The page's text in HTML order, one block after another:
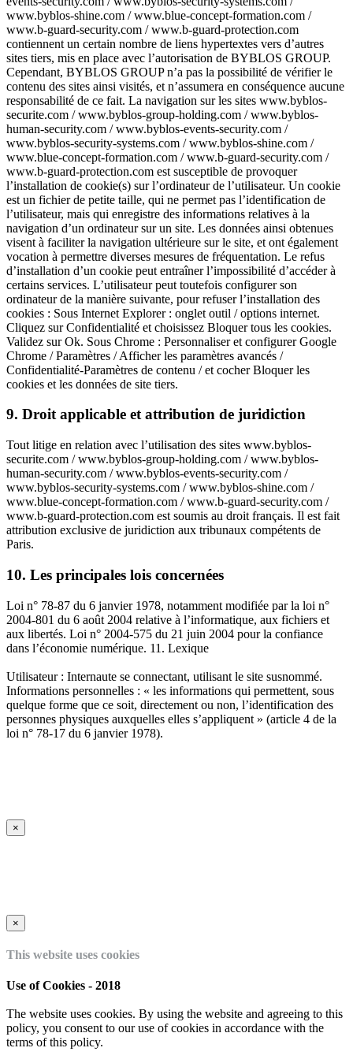
www.byblos-shine.com / www.blue-concept-formation.com /
www.b-guard-security.com / www.b-guard-protection.com
contiennent un certain nombre de liens hypertextes vers d’autres
sites tiers, mis en place avec l’autorisation de BYBLOS GROUP.
Cependant, BYBLOS GROUP n’a pas la possibilité de vérifier le
contenu des sites ainsi visités, et n’assumera en conséquence aucune
responsabilité de ce fait. La navigation sur les sites www.byblos-
securite.com / www.byblos-group-holding.com / www.byblos-
human-security.com / www.byblos-events-security.com /
www.byblos-security-systems.com / www.byblos-shine.com /
www.blue-concept-formation.com / www.b-guard-security.com /
www.b-guard-protection.com est susceptible de provoquer
l’installation de cookie(s) sur l’ordinateur de l’utilisateur. Un cookie
est un fichier de petite taille, qui ne permet pas l’identification de
l’utilisateur, mais qui enregistre des informations relatives à la
navigation d’un ordinateur sur un site. Les données ainsi obtenues
visent à faciliter la navigation ultérieure sur le site, et ont également
vocation à permettre diverses mesures de fréquentation. Le refus
d’installation d’un cookie peut entraîner l’impossibilité d’accéder à
certains services. L’utilisateur peut toutefois configurer son
ordinateur de la manière suivante, pour refuser l’installation des
cookies : Sous Internet Explorer : onglet outil / options internet.
Cliquez sur Confidentialité et choisissez Bloquer tous les cookies.
Validez sur Ok. Sous Chrome : Personnaliser et configurer Google
Chrome / Paramètres / Afficher les paramètres avancés /
Confidentialité-Paramètres de contenu / et cocher Bloquer les
cookies et les données de site tiers.
9. Droit applicable et attribution de juridiction
Tout litige en relation avec l’utilisation des sites www.byblos-
securite.com / www.byblos-group-holding.com / www.byblos-
human-security.com / www.byblos-events-security.com /
www.byblos-security-systems.com / www.byblos-shine.com /
www.blue-concept-formation.com / www.b-guard-security.com /
www.b-guard-protection.com est soumis au droit français. Il est fait
attribution exclusive de juridiction aux tribunaux compétents de
Paris.
10. Les principales lois concernées
Loi n° 78-87 du 6 janvier 1978, notamment modifiée par la loi n°
2004-801 du 6 août 2004 relative à l’informatique, aux fichiers et
aux libertés. Loi n° 2004-575 du 21 juin 2004 pour la confiance
dans l’économie numérique. 11. Lexique
Utilisateur : Internaute se connectant, utilisant le site susnommé.
Informations personnelles : « les informations qui permettent, sous
quelque forme que ce soit, directement ou non, l’identification des
personnes physiques auxquelles elles s’appliquent » (article 4 de la
loi n° 78-17 du 6 janvier 1978).
×
in
Texas
Search
Legal
Articles
In
×
This website uses cookies
Use of Cookies - 2018
The website uses cookies. By using the website and agreeing to this
policy, you consent to our use of cookies in accordance with the
terms of this policy.